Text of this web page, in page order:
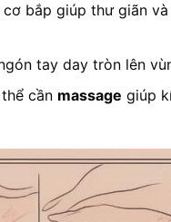
bắp giúp thư giãn
tay day tròn lên
cần massage giúp